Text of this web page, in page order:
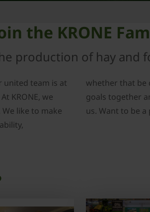
the KRONE
production of hay and
united team is at
KRONE, we
like to make
whether that be
goals together
us. Want to be